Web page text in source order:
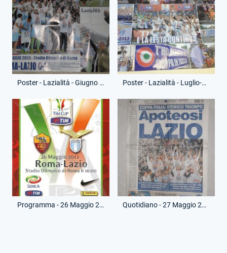
Poster - Lazialità - Giugno 2013 - Vittoria Coppa Italia Poster - Lazialità - Luglio-Agosto 2013 - Festa Vittoria Coppa Italia
Programma - 26 Maggio 2013 - Finale - Roma-Lazio Quotidiano - 27 Maggio 2013 - Corriere dello Sport - Vittoria Coppa Italia